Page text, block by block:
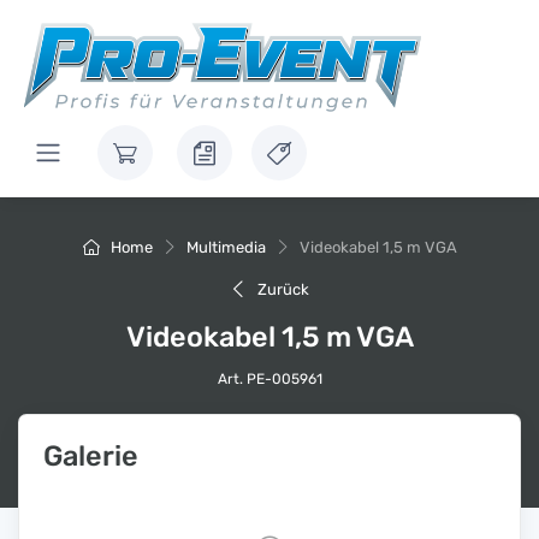
Home Multimedia Videokabel 1,5 m VGA
Zurück
Videokabel 1,5 m VGA
Art. PE-005961
Galerie